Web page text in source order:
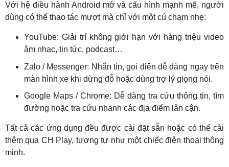
Với hệ điều hành Android mở và cấu hình mạnh mẽ, người
dùng có thể thao tác mượt mà chỉ với một cú chạm nhẹ:
YouTube: Giải trí không giới hạn với hàng triệu video
âm nhạc, tin tức, podcast…
Zalo / Messenger: Nhắn tin, gọi điện dễ dàng ngay trên
màn hình xe khi dừng đỗ hoặc dùng trợ lý giọng nói.
Google Maps / Chrome: Dễ dàng tra cứu thông tin, tìm
đường hoặc tra cứu nhanh các địa điểm lân cận.
Tất cả các ứng dụng đều được cài đặt sẵn hoặc có thể cài
thêm qua CH Play, tương tự như một chiếc điện thoại thông
minh.